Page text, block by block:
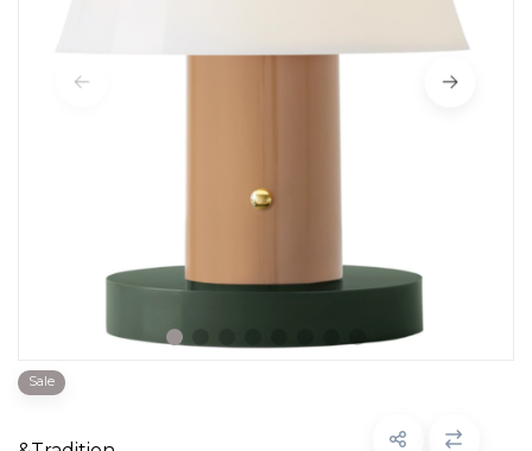
Sale